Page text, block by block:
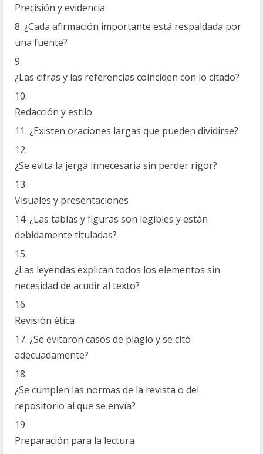
Precisión y evidencia
¿Cada afirmación importante está respaldada por
una fuente?
¿Las cifras y las referencias coinciden con lo citado?
Redacción y estilo
¿Existen oraciones largas que pueden dividirse?
¿Se evita la jerga innecesaria sin perder rigor?
Visuales y presentaciones
¿Las tablas y figuras son legibles y están
debidamente tituladas?
¿Las leyendas explican todos los elementos sin
necesidad de acudir al texto?
Revisión ética
¿Se evitaron casos de plagio y se citó
adecuadamente?
¿Se cumplen las normas de la revista o del
repositorio al que se envía?
Preparación para la lectura